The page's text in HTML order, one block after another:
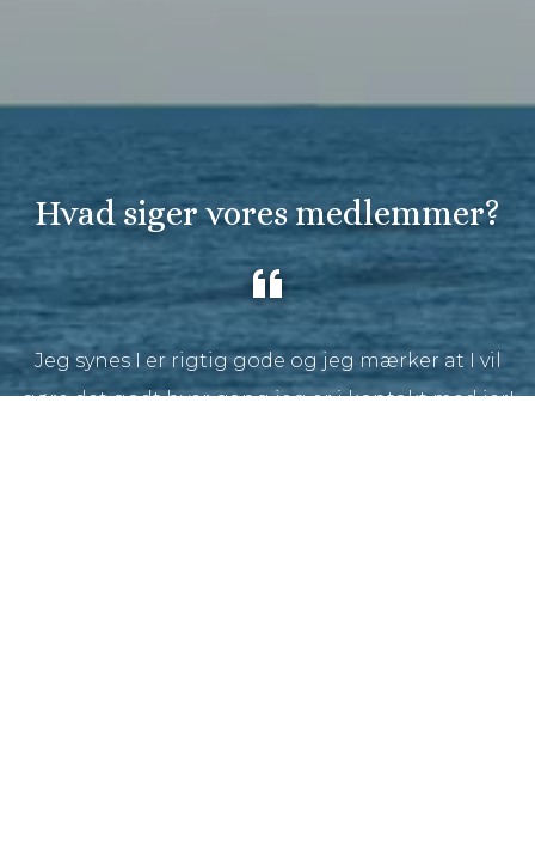
Hvad siger vores medlemmer?
Jeg synes I er rigtig gode og jeg mærker at I vil
gøre det godt hver gang jeg er i kontakt med jer!